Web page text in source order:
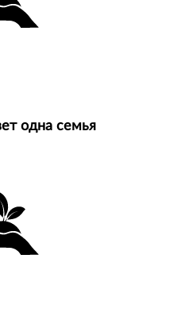
одна семья